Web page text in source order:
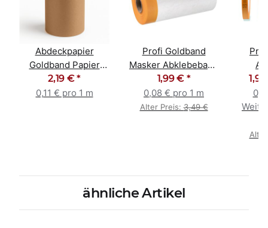
Abdeckpapier
Goldband Papier
Masker Tape 18cm x
20m
2,19 €*
0,11 € pro 1 m
Profi Goldband
Masker Abklebeband
Abdeckfolie 55cm x
25m
1,99 € *
0,08 € pro 1 m
Alter Preis:3,49 €
ähnliche Artikel